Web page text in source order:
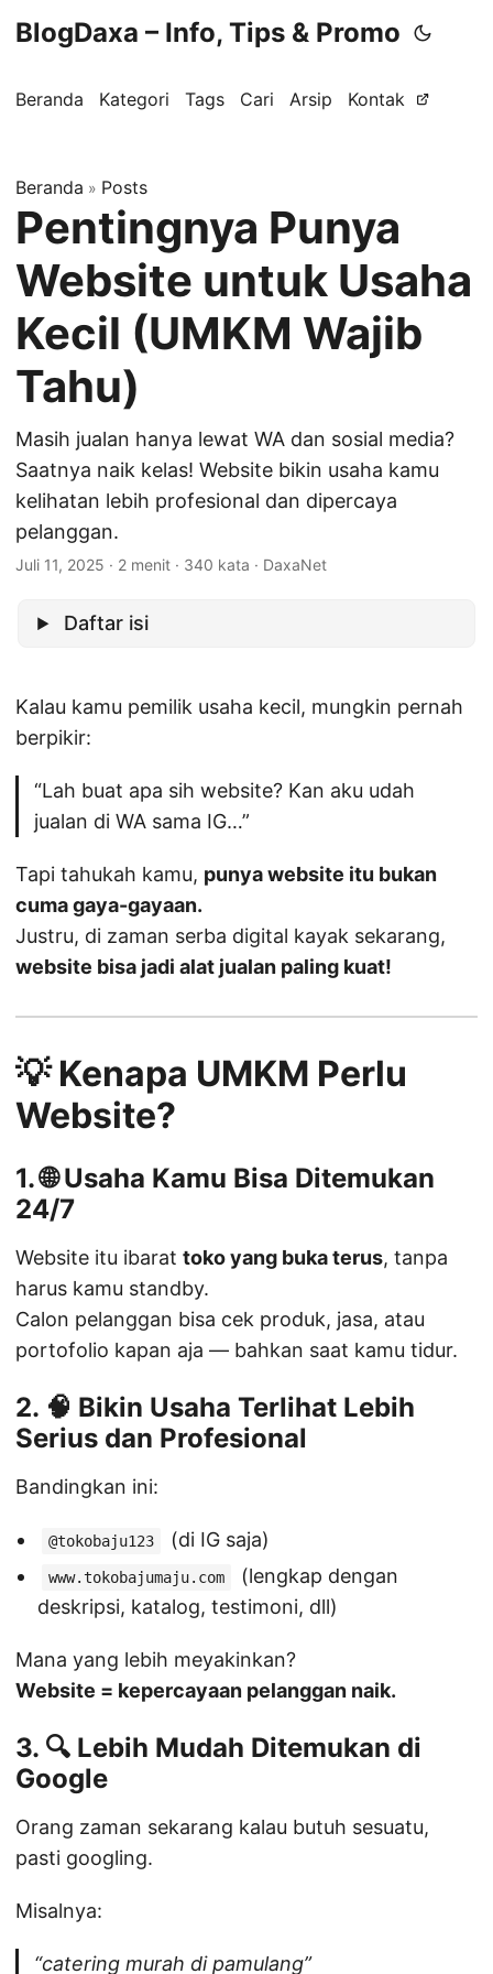
BlogDaxa – Info, Tips & Promo
Beranda Kategori Tags Cari Arsip Kontak
Beranda » Posts
Pentingnya Punya
Website untuk Usaha
Kecil (UMKM Wajib
Tahu)
Masih jualan hanya lewat WA dan sosial media?
Saatnya naik kelas! Website bikin usaha kamu
kelihatan lebih profesional dan dipercaya
pelanggan.
Juli 11, 2025 · 2 menit · 340 kata · DaxaNet
Daftar isi
Kalau kamu pemilik usaha kecil, mungkin pernah
berpikir:
“Lah buat apa sih website? Kan aku udah
jualan di WA sama IG…”
Tapi tahukah kamu, punya website itu bukan
cuma gaya-gayaan.
Justru, di zaman serba digital kayak sekarang,
website bisa jadi alat jualan paling kuat!
💡 Kenapa UMKM Perlu
Website?
1. 🌐 Usaha Kamu Bisa Ditemukan
24/7
Website itu ibarat toko yang buka terus, tanpa
harus kamu standby.
Calon pelanggan bisa cek produk, jasa, atau
portofolio kapan aja — bahkan saat kamu tidur.
2. 🧠 Bikin Usaha Terlihat Lebih
Serius dan Profesional
Bandingkan ini:
@tokobaju123 (di IG saja)
www.tokobajumaju.com
(lengkap dengan
deskripsi, katalog, testimoni, dll)
Mana yang lebih meyakinkan?
Website = kepercayaan pelanggan naik.
3. 🔍 Lebih Mudah Ditemukan di
Google
Orang zaman sekarang kalau butuh sesuatu,
pasti googling.
Misalnya:
“catering murah di pamulang”